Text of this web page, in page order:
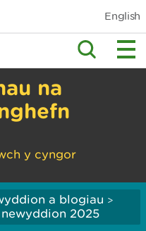
English
na
y cyngor
a blogiau >
2025